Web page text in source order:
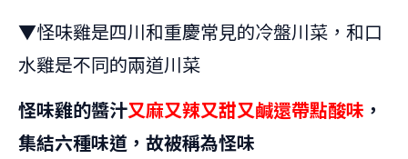
▼怪味雞是四川和重慶常見的冷盤川菜，和口
水雞是不同的兩道川菜
怪味雞的醬汁又麻又辣又甜又鹹還帶點酸味 ，
集結六種味道，故被稱為怪味